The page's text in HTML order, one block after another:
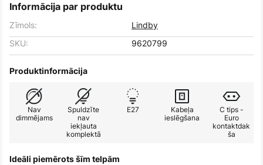
Informācija par produktu
Zīmols:
Lindby
SKU:
9620799
Produktinformācija
Nav
dimmējams
Spuldzīte
nav
iekļauta
komplektā
E27
Kabeļa
ieslēgšana
C tips -
Euro
kontaktdak
ša
Ideāli piemērots šīm telpām